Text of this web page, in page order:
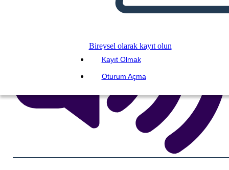
Bireysel olarak kayıt olun
Kayıt Olmak
Oturum Açma